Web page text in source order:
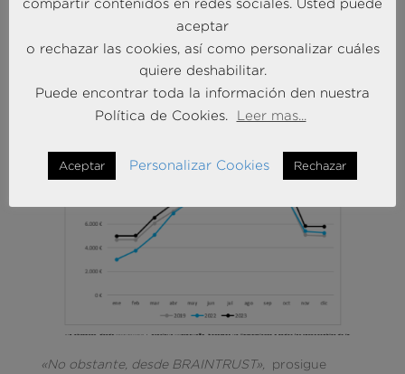
«No obstante, desde BRAINTRUST»,
prosigue
compartir contenidos en redes sociales. Usted puede
aceptar
o rechazar las cookies, así como personalizar cuáles
quiere deshabilitar.
Puede encontrar toda la información den nuestra
Política de Cookies.
Leer mas...
Aceptar Personalizar Cookies Rechazar